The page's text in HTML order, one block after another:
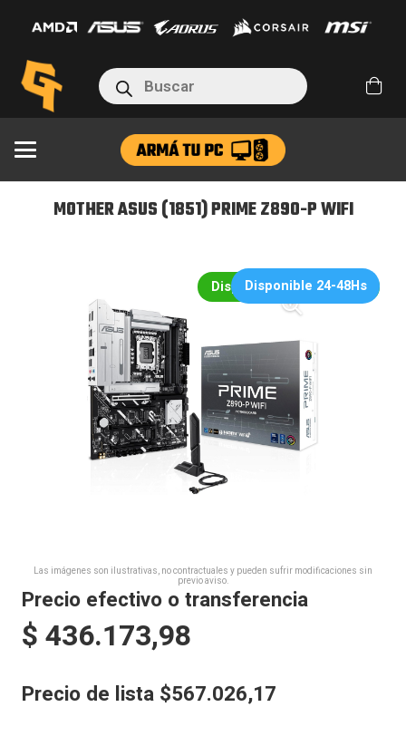
Búsqueda
de
productos
MOTHER ASUS (1851) PRIME Z890-P WIFI
Disponible en 24hs/48hs
Disponible 24-48Hs
Las imágenes son ilustrativas, no contractuales y pueden sufrir modificaciones sin
previo aviso.
Precio efectivo o transferencia
$436.173,98
Precio de lista $567.026,17
PRIME
Z890-
P
WIFI
cantidad